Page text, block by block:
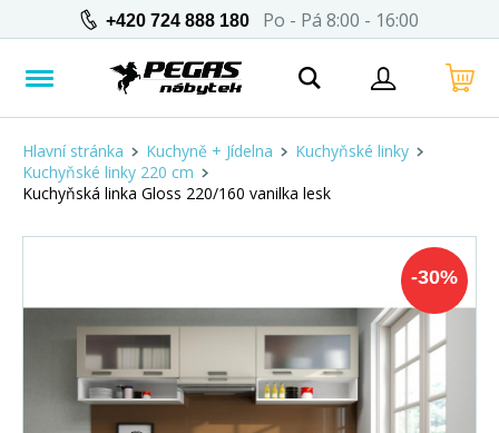
+420 724 888 180 Po - Pá 8:00 - 16:00
Hlavní stránka Kuchyně + Jídelna
Kuchyňské linky
Kuchyňské linky 220 cm
Kuchyňská linka Gloss 220/160 vanilka lesk
-30%